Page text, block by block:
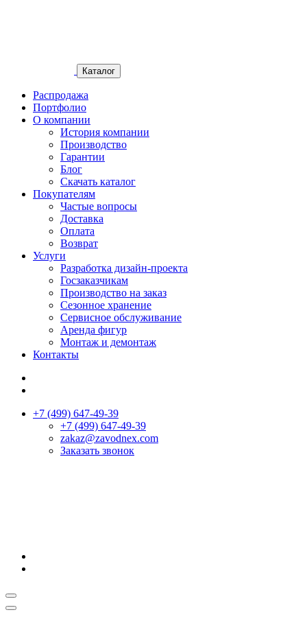
Каталог
Распродажа
Портфолио
О компании
История компании
Производство
Гарантии
Блог
Скачать каталог
Покупателям
Частые вопросы
Доставка
Оплата
Возврат
Услуги
Разработка дизайн-проекта
Госзаказчикам
Производство на заказ
Сезонное хранение
Сервисное обслуживание
Аренда фигур
Монтаж и демонтаж
Контакты
+7 (499) 647-49-39
+7 (499) 647-49-39
zakaz@zavodnex.сom
Заказать звонок